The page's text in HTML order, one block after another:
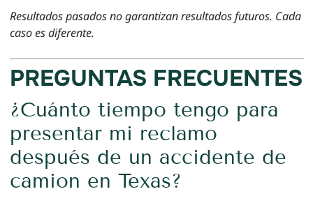
Resultados pasados no garantizan resultados futuros. Cada
caso es diferente.
PREGUNTAS FRECUENTES
¿Cuánto tiempo tengo para
presentar mi reclamo
después de un accidente de
camion en Texas?